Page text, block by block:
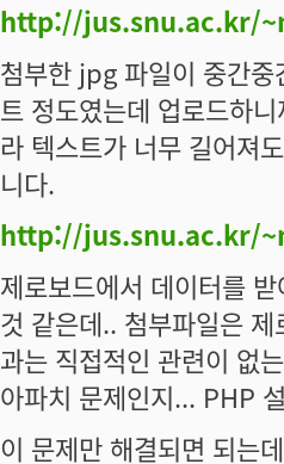
http://jus.snu.ac.kr/
첨부한 jpg 파일이 중간
트 정도였는데 업로드하
라 텍스트가 너무 길어져
니다.
http://jus.snu.ac.kr/
제로보드에서 데이터를
것 같은데.. 첨부파일은
과는 직접적인 관련이 없
아파치 문제인지... PHP
이 문제만 해결되면 되는